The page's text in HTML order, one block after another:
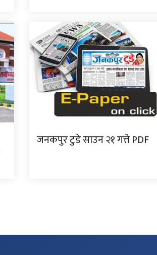
जनकपुर टुडे साउन २१ गत्ते PDF